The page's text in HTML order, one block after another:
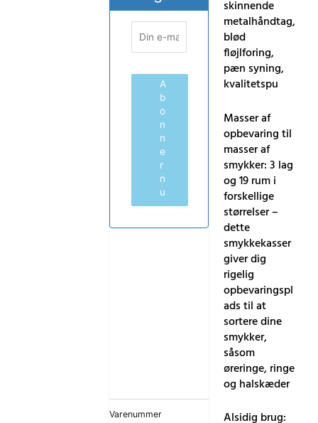
A
b
o
n
n
e
r
n
u
Varenummer
skinnende
metalhåndtag,
blød
fløjlforing,
pæn syning,
kvalitetspu
Masser af
opbevaring til
masser af
smykker: 3 lag
og 19 rum i
forskellige
størrelser –
dette
smykkekasser
giver dig
rigelig
opbevaringspl
ads til at
sortere dine
smykker,
såsom
øreringe, ringe
og halskæder
Alsidig brug: